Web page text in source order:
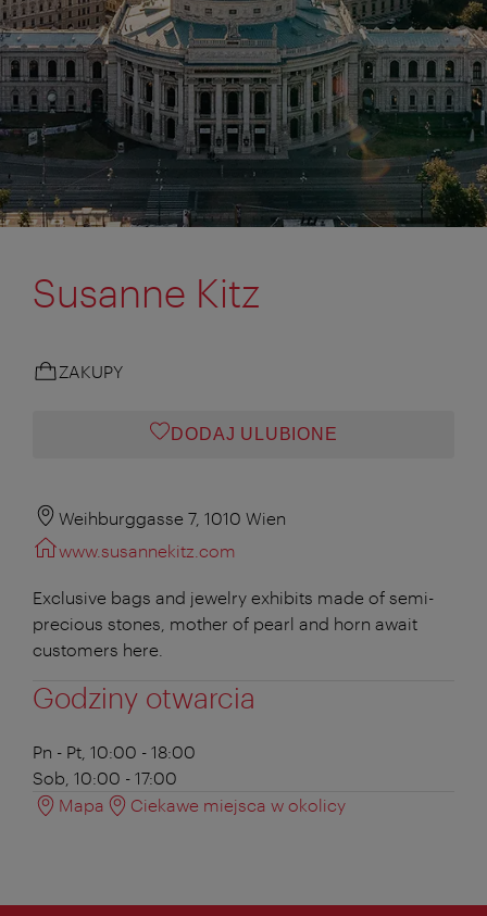
Susanne Kitz
ZAKUPY
DODAJ ULUBIONE
Weihburggasse 7, 1010 Wien
www.susannekitz.com
Exclusive bags and jewelry exhibits made of semi-
precious stones, mother of pearl and horn await
customers here.
Godziny otwarcia
Pn - Pt, 10:00 - 18:00
Sob, 10:00 - 17:00
Mapa
Ciekawe miejsca w okolicy